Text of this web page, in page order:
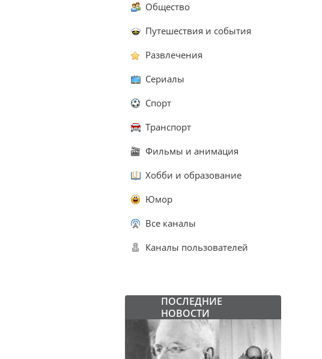
Общество
Путешествия и события
Развлечения
Сериалы
Спорт
Транспорт
Фильмы и анимация
Хобби и образование
Юмор
Все каналы
Каналы пользователей
ПОСЛЕДНИЕ
НОВОСТИ